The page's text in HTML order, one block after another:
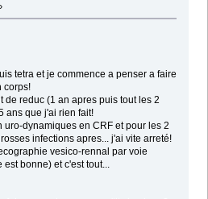
tetra et je commence a penser a faire
corps!
de reduc (1 an apres puis tout les 2
ans que j'ai rien fait!
uro-dynamiques en CRF et pour les 2
infections apres... j'ai vite arreté!
vesico-rennal par voie
bonne) et c'est tout...